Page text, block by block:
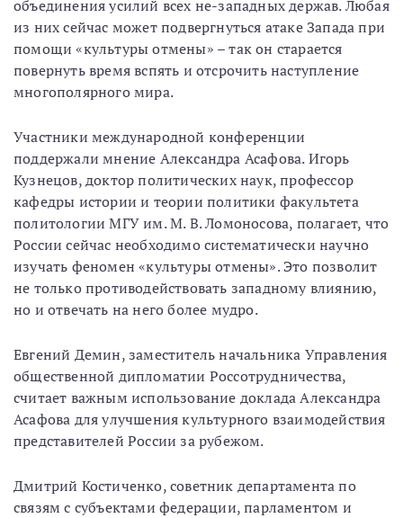
объединения усилий всех не-западных держав. Любая
из них сейчас может подвергнуться атаке Запада при
помощи «культуры отмены» – так он старается
повернуть время вспять и отсрочить наступление
многополярного мира.
Участники международной конференции
поддержали мнение Александра Асафова. Игорь
Кузнецов, доктор политических наук, профессор
кафедры истории и теории политики факультета
политологии МГУ им. М. В. Ломоносова, полагает, что
России сейчас необходимо систематически научно
изучать феномен «культуры отмены». Это позволит
не только противодействовать западному влиянию,
но и отвечать на него более мудро.
Евгений Демин, заместитель начальника Управления
общественной дипломатии Россотрудничества,
считает важным использование доклада Александра
Асафова для улучшения культурного взаимодействия
представителей России за рубежом.
Дмитрий Костиченко, cоветник департамента по
связям с субъектами федерации, парламентом и